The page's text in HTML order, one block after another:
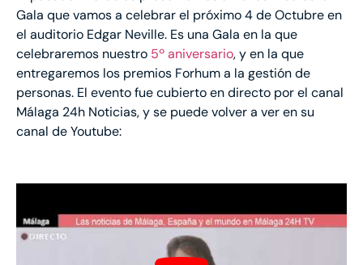
Gala que vamos a celebrar el próximo 4 de Octubre en
el auditorio Edgar Neville. Es una Gala en la que
celebraremos nuestro 5º aniversario, y en la que
entregaremos los premios Forhum a la gestión de
personas. El evento fue cubierto en directo por el canal
Málaga 24h Noticias, y se puede volver a ver en su
canal de Youtube: